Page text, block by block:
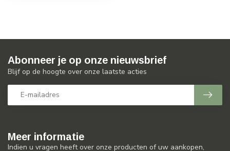
Meer informatie
Indien u vragen heeft over onze producten of uw aankopen,
Abonneer je op onze nieuwsbrief
Blijf op de hoogte over onze laatste acties